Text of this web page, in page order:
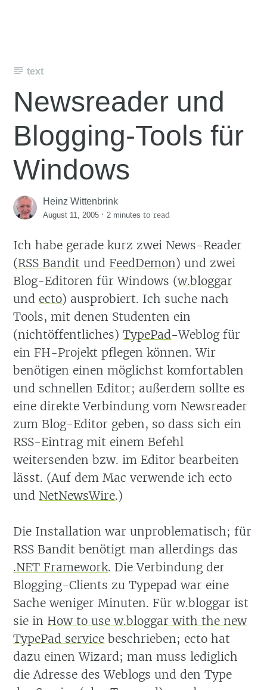
text
Newsreader und
Blogging-Tools für
Windows
Heinz Wittenbrink
August 11, 2005 ·2 minutes to read
Ich habe gerade kurz zwei News-Reader
(RSS Bandit und FeedDemon) und zwei
Blog-Editoren für Windows (w.bloggar
und ecto) ausprobiert. Ich suche nach
Tools, mit denen Studenten ein
(nichtöffentliches)TypePad-Weblog für
ein FH-Projekt pflegen können. Wir
benötigen einen möglichst komfortablen
und schnellen Editor; außerdem sollte es
eine direkte Verbindung vom Newsreader
zum Blog-Editor geben, so dass sich ein
RSS-Eintrag mit einem Befehl
weitersenden bzw. im Editor bearbeiten
lässt. (Auf dem Mac verwende ich ecto
und NetNewsWire.)
Die Installation war unproblematisch; für
RSS Bandit benötigt man allerdings das
.NET Framework. Die Verbindung der
Blogging-Clients zu Typepad war eine
Sache weniger Minuten. Für w.bloggar ist
sie in How to use w.bloggar with the new
TypePad service beschrieben; ecto hat
dazu einen Wizard; man muss lediglich
die Adresse des Weblogs und den Type